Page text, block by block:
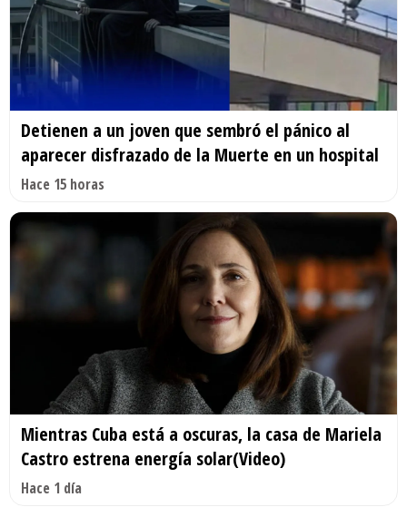
Detienen a un joven que sembró el pánico al
aparecer disfrazado de la Muerte en un hospital
Hace 15 horas
Mientras Cuba está a oscuras, la casa de Mariela
Castro estrena energía solar(Video)
Hace 1 día